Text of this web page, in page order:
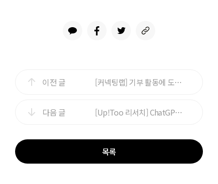
이전 글 [커넥팅랩] 기부 활동에 도움을 주는 블록체인
다음 글 [Up!Too 리서치] ChatGPT의 아버지가 블록체인에 주목하는 이유
목록